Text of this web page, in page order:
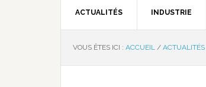
ACTUALITÉS INDUSTRIE
VOUS ÊTES ICI : ACCUEIL / ACTUALITÉS